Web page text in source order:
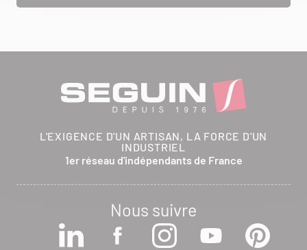
ANCELOT PERE ET FILS
BRETHENAY 52000
Voir la fiche revendeur
VOIR LE SITE CONTACTER
L'EXIGENCE D'UN ARTISAN, LA FORCE D'UN
INDUSTRIEL
1er réseau d'indépendants de France
Nous suivre